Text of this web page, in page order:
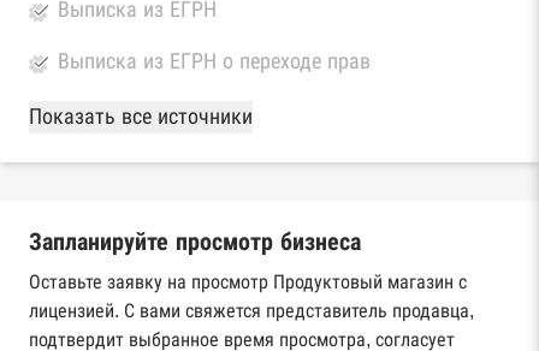
Выписка из ЕГРН
Выписка из ЕГРН о переходе прав
База Росстата
Реестры ЕГРЮЛ и ЕГРИП Федеральной
Реестр государственных контрактов
Федерального казначейства
Картотека арбитражных дел Высшего
Показать все источники
Запланируйте просмотр бизнеса
Оставьте заявку на просмотр Продуктовый магазин с
лицензией. С вами свяжется представитель продавца,
подтвердит выбранное время просмотра, согласует